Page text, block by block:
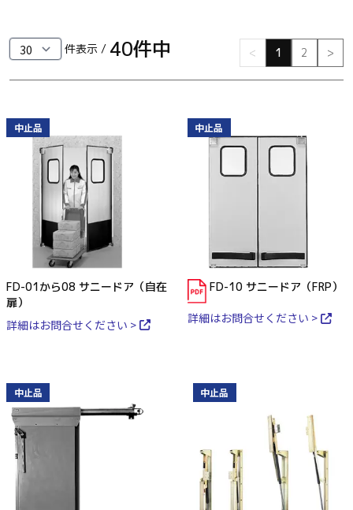
キャスター・アジャスター・スライドレール・モ
ニターアーム
K・KC
FD・FE
件表示 / 40件中 < 1 2 >
中止品
FD-01から08 サニードア（自在
扉）
詳細はお問合せください >
中止品
FD-10 サニードア（FRP）
詳細はお問合せください >
中止品 中止品